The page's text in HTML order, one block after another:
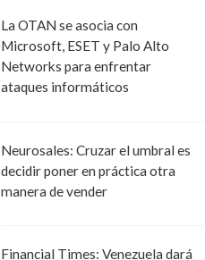
La OTAN se asocia con
Microsoft, ESET y Palo Alto
Networks para enfrentar
ataques informáticos
Neurosales: Cruzar el umbral es
decidir poner en práctica otra
manera de vender
Financial Times: Venezuela dará